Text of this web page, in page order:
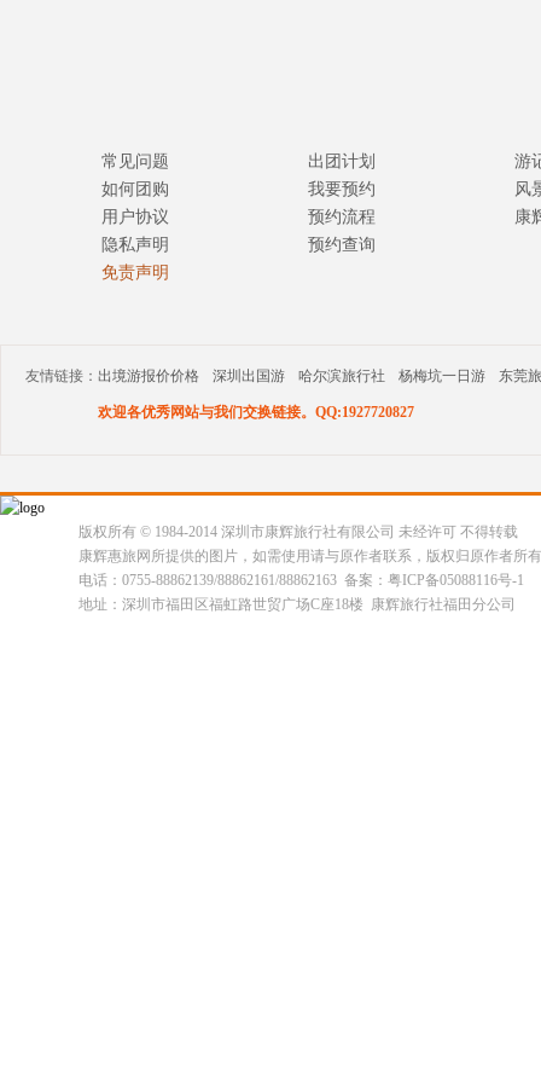
常见问题
如何团购
用户协议
隐私声明
免责声明
出团计划
我要预约
预约流程
预约查询
游
风
康
友情链接： 出境游报价价格 深圳出国游 哈尔滨旅行社 杨梅坑一日游 东莞
欢迎各优秀网站与我们交换链接。QQ:1927720827
版权所有 © 1984-2014 深圳市康辉旅行社有限公司 未经许可 不得转载
康辉惠旅网所提供的图片，如需使用请与原作者联系，版权归原作者所
电话：0755-88862139/88862161/88862163 备案：粤ICP备05088116号-1
地址：深圳市福田区福虹路世贸广场C座18楼 康辉旅行社福田分公司